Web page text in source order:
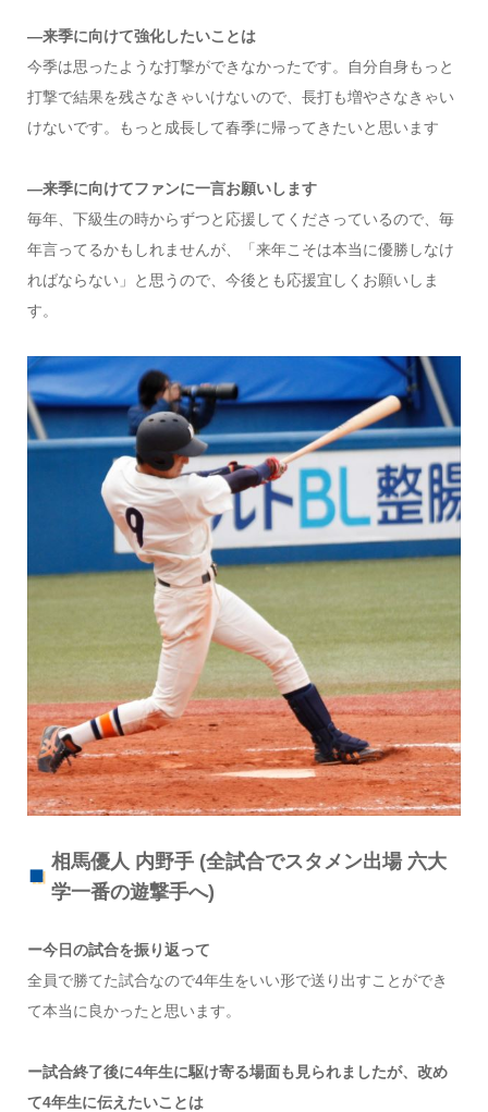
―来季に向けて強化したいことは
今季は思ったような打撃ができなかったです。自分自身もっと
打撃で結果を残さなきゃいけないので、長打も増やさなきゃい
けないです。もっと成長して春季に帰ってきたいと思います
―来季に向けてファンに一言お願いします
毎年、下級生の時からずつと応援してくださっているので、毎
年言ってるかもしれませんが、「来年こそは本当に優勝しなけ
ればならない」と思うので、今後とも応援宜しくお願いしま
す。
相馬優人 内野手 (全試合でスタメン出場 六大
学一番の遊撃手へ)
ー今日の試合を振り返って
全員で勝てた試合なので4年生をいい形で送り出すことができ
て本当に良かったと思います。
ー試合終了後に4年生に駆け寄る場面も見られましたが、改め
て4年生に伝えたいことは